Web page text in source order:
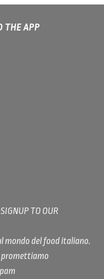
THE APP
TO OUR
mondo del food italiano.
promettiamo